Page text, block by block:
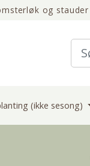
og stauder
(ikke sesong)